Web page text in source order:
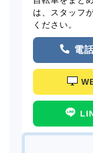
は、スタッフ
ください。
電